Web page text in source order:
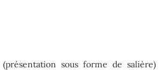
sous forme de salière)